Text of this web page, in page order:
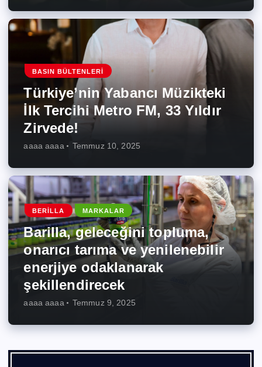
BASIN BÜLTENLERI
Türkiye’nin Yabancı Müzikteki
İlk Tercihi Metro FM, 33 Yıldır
Zirvede!
aaaa aaaa Temmuz 10, 2025
BERILLA MARKALAR
Barilla, geleceğini topluma,
onarıcı tarıma ve yenilenebilir
enerjiye odaklanarak
şekillendirecek
aaaa aaaa Temmuz 9, 2025